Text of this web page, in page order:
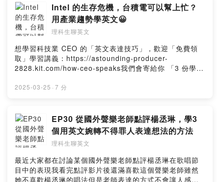
歡迎「免費訂閱」我的「七點半學英文電子報」：
https://astounding-producer-2828.kit.com/留言告訴我
你對這一集的想法：
https://open.firstory.me/user/cl15qy9w501kp0hzq205
y95um/commentsPowered by Firstory Hosting
Intel 的生存危機，台積電可以幫上忙？
用產業趨勢學英文😀
理科生聊英文
想學習科技業 CEO 的「英文表達技巧」，歡迎「免費領
取」學習講義：https://astounding-producer-
2828.kit.com/how-ceo-speaks我們會寄給你 「3 份學習
Sam Altman」當例子，拆解並整理他們在公開場合講英文
場還沒開發出來，公司內部也面臨一些組織跟管理問題我
錄了一支 7 分鐘的 YouTube / Podcast，讓我們藉由這個
新聞學一些實用的「職場跟產業英文」.然後~ 如果想收到
我每周用心撰寫，淺顯易懂的英文教學文章，歡迎「免費
訂閱」我的「七點半學英文電子報」：
https://astounding-producer-2828.kit.com/.留言告訴我
你對這一集的想法：
2025-03-25 · 7 分
EP30 從國外聲樂老師點評楊丞琳，學3
個用英文婉轉不得罪人表達想法的方法
理科生聊英文
最近大家都在討論某個國外聲樂老師點評楊丞琳在歌唱節
目中的表現我看完點評影片後還滿喜歡這個聲樂老師雖然
她不喜歡楊丞琳的唱法但是老師表達的方式不會讓人感到